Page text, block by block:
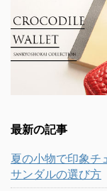
最新の記事
夏の小物で印象チ
サンダルの選び方